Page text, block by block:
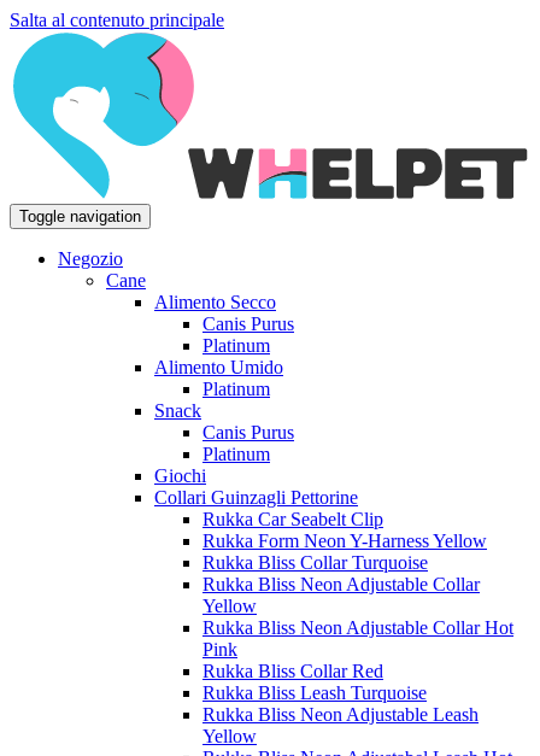
Salta al contenuto principale
Toggle navigation
Negozio
Cane
Alimento Secco
Canis Purus
Platinum
Alimento Umido
Platinum
Snack
Canis Purus
Platinum
Giochi
Collari Guinzagli Pettorine
Rukka Car Seabelt Clip
Rukka Form Neon Y-Harness Yellow
Rukka Bliss Collar Turquoise
Rukka Bliss Neon Adjustable Collar
Yellow
Rukka Bliss Neon Adjustable Collar Hot
Pink
Rukka Bliss Collar Red
Rukka Bliss Leash Turquoise
Rukka Bliss Neon Adjustable Leash
Yellow